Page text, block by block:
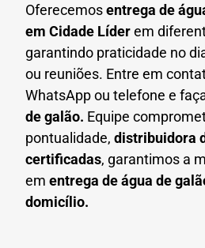
Oferecemosentrega de
em Cidade Líderem
garantindo praticidade no
ou reuniões. Entre em
WhatsApp ou telefone e
de galão. Equipe
pontualidade, distribuidora
certificadas, garantimos a
em entrega de água de
domicílio.